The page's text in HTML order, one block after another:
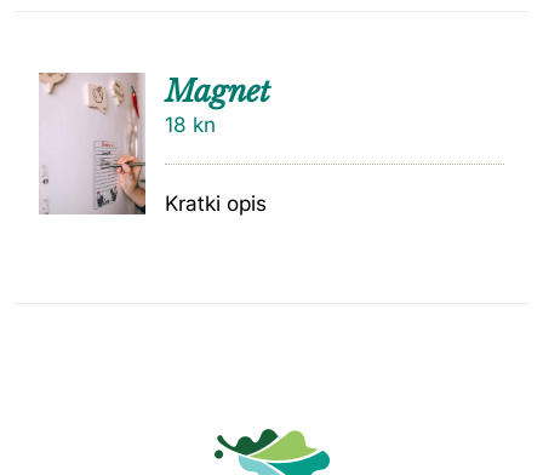
Magnet
18 kn
Kratki opis